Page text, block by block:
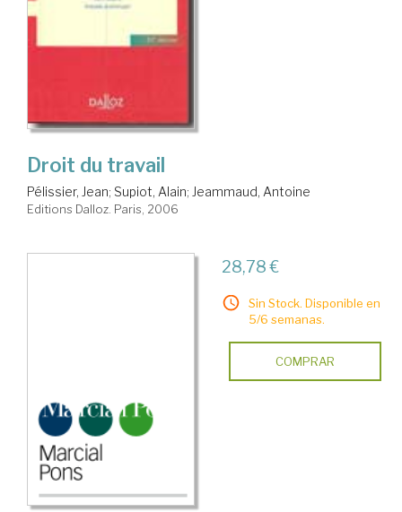
Droit du travail
Pélissier, Jean; Supiot, Alain; Jeammaud, Antoine
Editions Dalloz. Paris, 2006
28,78 €
Sin Stock. Disponible en
5/6 semanas.
COMPRAR